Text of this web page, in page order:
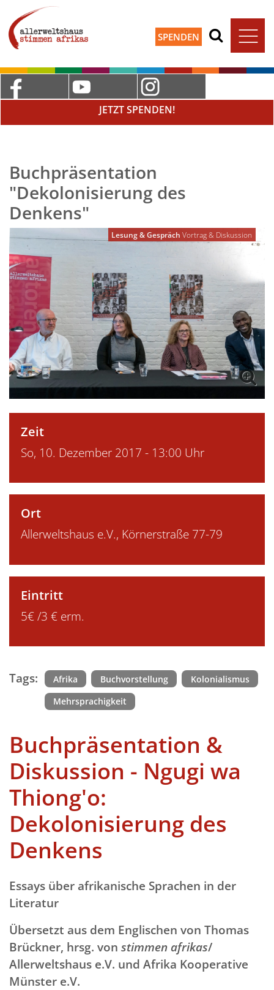
SPENDEN
JETZT SPENDEN!
Buchpräsentation
"Dekolonisierung des
Denkens"
Lesung & Gespräch Vortrag & Diskussion
Zeit
So, 10. Dezember 2017 - 13:00 Uhr
Ort
Allerweltshaus e.V., Körnerstraße 77-79
Eintritt
5€ /3 € erm.
Tags: Afrika Buchvorstellung
Kolonialismus
Mehrsprachigkeit
Buchpräsentation &
Diskussion - Ngugi wa
Thiong'o:
Dekolonisierung des
Denkens
Essays über afrikanische Sprachen in der
Literatur
Übersetzt aus dem Englischen von Thomas
Brückner, hrsg. von stimmen afrikas/
Allerweltshaus e.V. und Afrika Kooperative
Münster e.V.